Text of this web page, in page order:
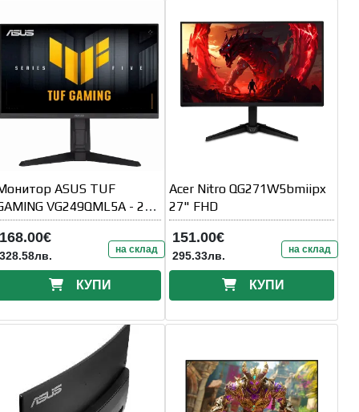
ASUS TUF
VG249QML5A - 23.8
Fast IPS
FHD(1920x1080)
168.00€
328.58лв. на склад
КУПИ
Acer Nitro QG271W5bmiipx
27" FHD
151.00€
295.33лв. на склад
КУПИ